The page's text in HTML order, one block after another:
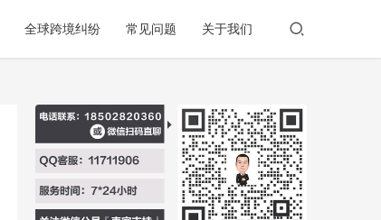
全球跨境纠纷 常见问题 关于我们